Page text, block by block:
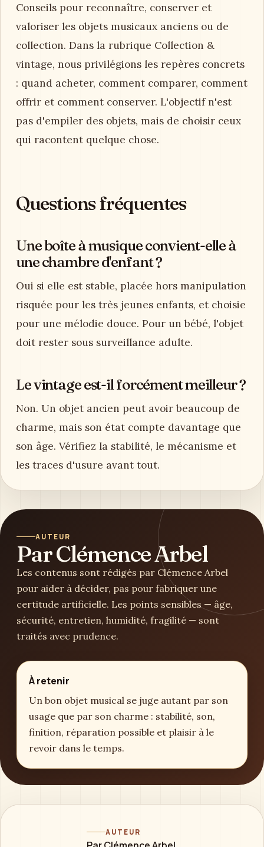
Conseils pour reconnaître, conserver et
valoriser les objets musicaux anciens ou de
collection. Dans la rubrique Collection &
vintage, nous privilégions les repères concrets
: quand acheter, comment comparer, comment
offrir et comment conserver. L'objectif n'est
pas d'empiler des objets, mais de choisir ceux
qui racontent quelque chose.
Questions fréquentes
Une boîte à musique convient-elle à
une chambre d'enfant ?
Oui si elle est stable, placée hors manipulation
risquée pour les très jeunes enfants, et choisie
pour une mélodie douce. Pour un bébé, l'objet
doit rester sous surveillance adulte.
Le vintage est-il forcément meilleur ?
Non. Un objet ancien peut avoir beaucoup de
charme, mais son état compte davantage que
son âge. Vérifiez la stabilité, le mécanisme et
les traces d'usure avant tout.
AUTEUR
Par Clémence Arbel
Les contenus sont rédigés par Clémence Arbel
pour aider à décider, pas pour fabriquer une
certitude artificielle. Les points sensibles — âge,
sécurité, entretien, humidité, fragilité — sont
traités avec prudence.
À retenir
Un bon objet musical se juge autant par son
usage que par son charme : stabilité, son,
finition, réparation possible et plaisir à le
revoir dans le temps.
AUTEUR